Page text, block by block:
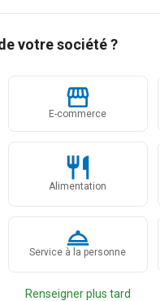
votre société ?
E-commerce
Alimentation
Service à la personne
Renseigner plus tard